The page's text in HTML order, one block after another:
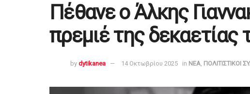
Πέθανε ο Άλκης
πρεμιέ της δεκαετίας
by dytikanea 14 Οκτωβρίου 2025 in ΝΕΑ ΠΟΛΙΤΙΣΤΙΚΟΙ